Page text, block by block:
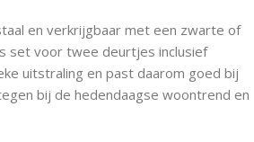
en verkrijgbaar met een zwarte of
set voor twee deurtjes inclusief
uitstraling en past daarom goed bij
bij de hedendaagse woontrend en